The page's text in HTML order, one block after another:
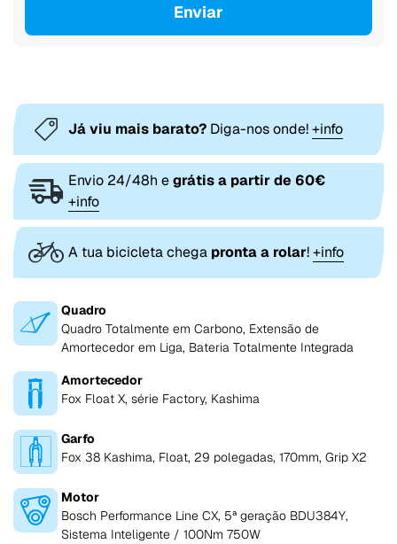
Enviar
Já viu mais barato? Diga-nos onde!+info
Envio 24/48h egrátis a partir de 60€
+info
A tua bicicleta chega pronta a rolar!+info
Quadro
Quadro Totalmente em Carbono, Extensão de
Amortecedor em Liga, Bateria Totalmente Integrada
Amortecedor
Fox Float X, série Factory, Kashima
Garfo
Fox 38 Kashima, Float, 29 polegadas, 170mm, Grip X2
Motor
Bosch Performance Line CX, 5ª geração BDU384Y,
Sistema Inteligente / 100Nm 750W